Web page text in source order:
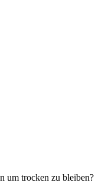
um trocken zu bleiben?